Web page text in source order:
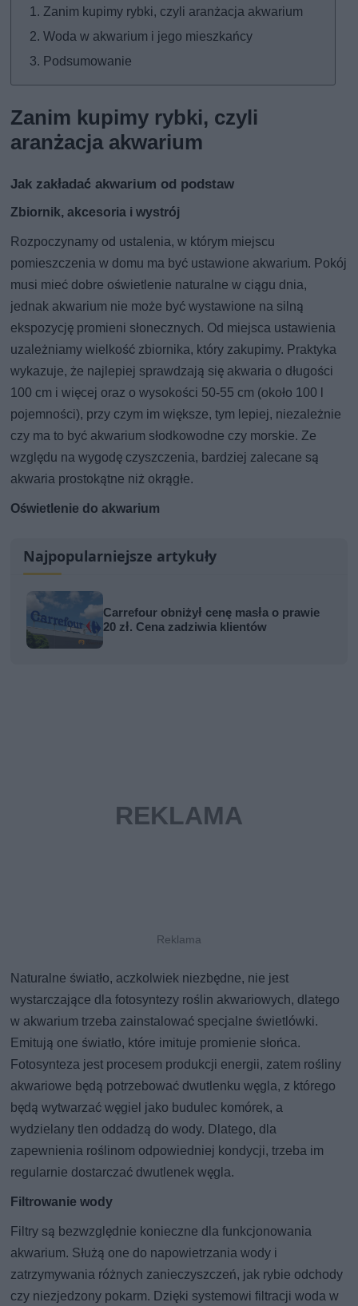
Zanim kupimy rybki, czyli aranżacja akwarium
Woda w akwarium i jego mieszkańcy
Podsumowanie
Zanim kupimy rybki, czyli
aranżacja akwarium
Jak zakładać akwarium od podstaw
Zbiornik, akcesoria i wystrój
Rozpoczynamy od ustalenia, w którym miejscu
pomieszczenia w domu ma być ustawione akwarium. Pokój
musi mieć dobre oświetlenie naturalne w ciągu dnia,
jednak akwarium nie może być wystawione na silną
ekspozycję promieni słonecznych. Od miejsca ustawienia
uzależniamy wielkość zbiornika, który zakupimy. Praktyka
wykazuje, że najlepiej sprawdzają się akwaria o długości
100 cm i więcej oraz o wysokości 50-55 cm (około 100 l
pojemności), przy czym im większe, tym lepiej, niezależnie
czy ma to być akwarium słodkowodne czy morskie. Ze
względu na wygodę czyszczenia, bardziej zalecane są
akwaria prostokątne niż okrągłe.
Oświetlenie do akwarium
Najpopularniejsze artykuły
Carrefour obniżył cenę masła o prawie
20 zł. Cena zadziwia klientów
Naturalne światło, aczkolwiek niezbędne, nie jest
wystarczające dla fotosyntezy roślin akwariowych, dlatego
w akwarium trzeba zainstalować specjalne świetlówki.
Emitują one światło, które imituje promienie słońca.
Fotosynteza jest procesem produkcji energii, zatem rośliny
akwariowe będą potrzebować dwutlenku węgla, z którego
będą wytwarzać węgiel jako budulec komórek, a
wydzielany tlen oddadzą do wody. Dlatego, dla
zapewnienia roślinom odpowiedniej kondycji, trzeba im
regularnie dostarczać dwutlenek węgla.
Filtrowanie wody
Filtry są bezwzględnie konieczne dla funkcjonowania
akwarium. Służą one do napowietrzania wody i
zatrzymywania różnych zanieczyszczeń, jak rybie odchody
czy niezjedzony pokarm. Dzięki systemowi filtracji woda w